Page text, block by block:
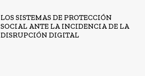
LOS SISTEMAS DE PROTECCIÓN
SOCIAL ANTE LA INCIDENCIA DE LA
DISRUPCIÓN DIGITAL